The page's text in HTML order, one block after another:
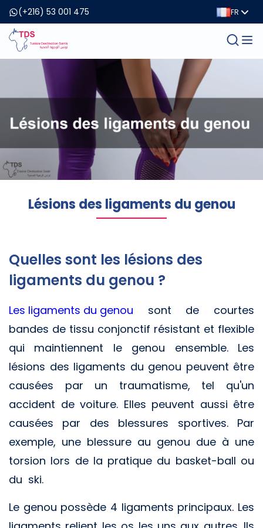
(+216) 53 001 475 FR
Lésions des ligaments du genou
Quelles sont les lésions des
ligaments du genou ?
Les ligaments du genou sont de courtes
bandes de tissu conjonctif résistant et flexible
qui maintiennent le genou ensemble. Les
lésions des ligaments du genou peuvent être
causées par un traumatisme, tel qu'un
accident de voiture. Elles peuvent aussi être
causées par des blessures sportives. Par
exemple, une blessure au genou due à une
torsion lors de la pratique du basket-ball ou
du ski.
Le genou possède 4 ligaments principaux. Les